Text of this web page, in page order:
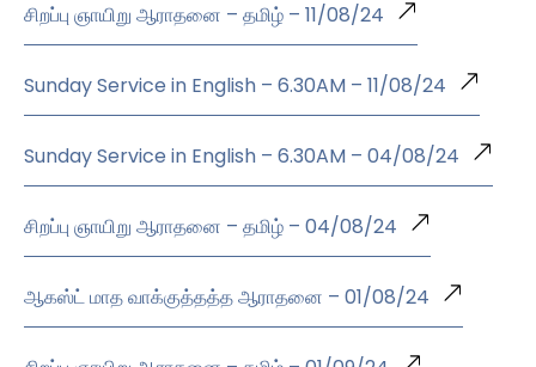
சிறப்பு ஞாயிறு ஆராதனை – தமிழ் – 11/08/24
Sunday Service in English – 6.30AM – 11/08/24
Sunday Service in English – 6.30AM – 04/08/24
சிறப்பு ஞாயிறு ஆராதனை – தமிழ் – 04/08/24
ஆகஸ்ட் மாத வாக்குத்தத்த ஆராதனை – 01/08/24